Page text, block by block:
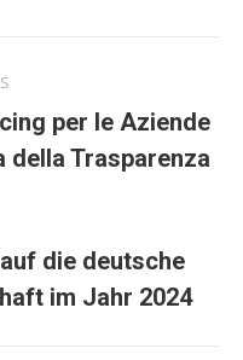
per le Aziende
della Trasparenza
die deutsche
im Jahr 2024